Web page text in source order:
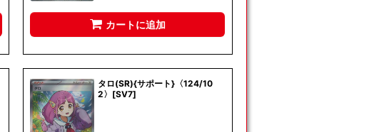
カートに追加
タロ(SR){サポート}〈124/10
2〉[SV7]